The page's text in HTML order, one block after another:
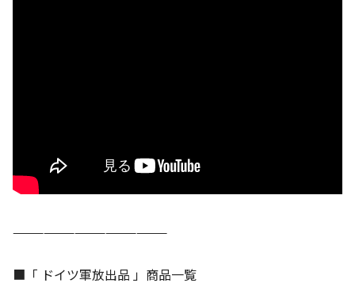
———————————————
■「 ドイツ軍放出品 」商品一覧